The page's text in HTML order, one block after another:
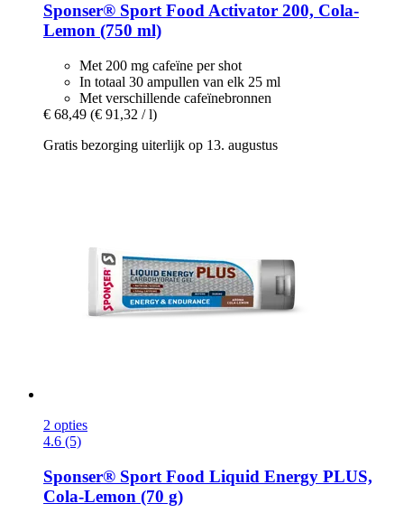
Sponser® Sport FoodActivator 200, Cola-​
Lemon (750 ml)
Met 200 mg cafeïne per shot
In totaal 30 ampullen van elk 25 ml
Met verschillende cafeïnebronnen
€ 68,49 (€ 91,32 / l)
Gratis bezorging uiterlijk op 13. augustus
2 opties
4.6 (5)
Sponser® Sport Food Liquid Energy PLUS,
Cola-​Lemon (70 g)